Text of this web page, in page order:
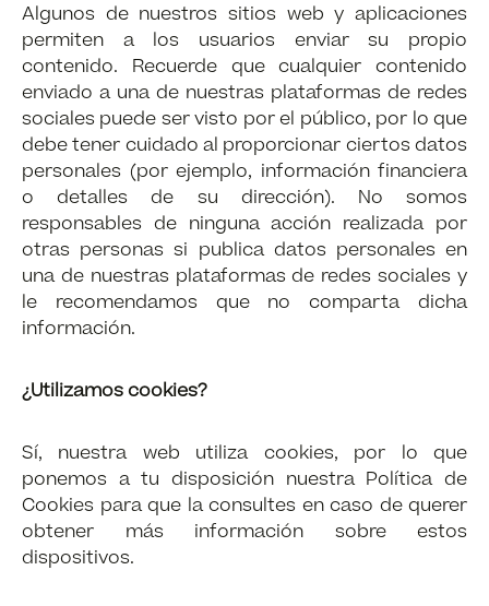
Algunos de nuestros sitios web y aplicaciones
permiten a los usuarios enviar su propio
contenido. Recuerde que cualquier contenido
enviado a una de nuestras plataformas de redes
sociales puede ser visto por el público, por lo que
debe tener cuidado al proporcionar ciertos datos
personales (por ejemplo, información financiera
o detalles de su dirección). No somos
responsables de ninguna acción realizada por
otras personas si publica datos personales en
una de nuestras plataformas de redes sociales y
le recomendamos que no comparta dicha
información.
¿Utilizamos cookies?
Sí, nuestra web utiliza cookies, por lo que
ponemos a tu disposición nuestra Política de
Cookies para que la consultes en caso de querer
obtener más información sobre estos
dispositivos.